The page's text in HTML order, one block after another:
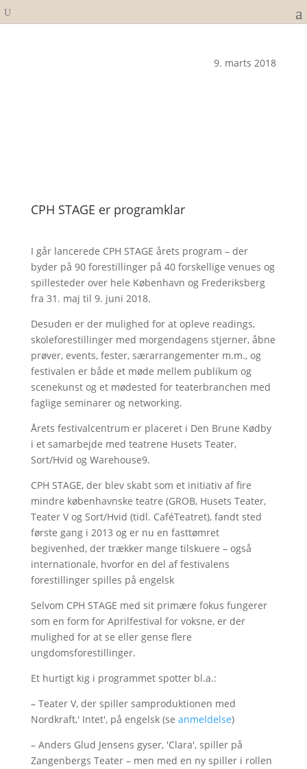
9. marts 2018
CPH STAGE er programklar
I går lancerede CPH STAGE årets program – der
byder på 90 forestillinger på 40 forskellige venues og
spillesteder over hele København og Frederiksberg
fra 31. maj til 9. juni 2018.
Desuden er der mulighed for at opleve readings,
skoleforestillinger med morgendagens stjerner, åbne
prøver, events, fester, særarrangementer m.m., og
festivalen er både et møde mellem publikum og
scenekunst og et mødested for teaterbranchen med
faglige seminarer og networking.
Årets festivalcentrum er placeret i Den Brune Kødby
i et samarbejde med teatrene Husets Teater,
Sort/Hvid og Warehouse9.
CPH STAGE, der blev skabt som et initiativ af fire
mindre københavnske teatre (GROB, Husets Teater,
Teater V og Sort/Hvid (tidl. CaféTeatret), fandt sted
første gang i 2013 og er nu en fasttømret
begivenhed, der trækker mange tilskuere – også
internationale, hvorfor en del af festivalens
forestillinger spilles på engelsk
Selvom CPH STAGE med sit primære fokus fungerer
som en form for Aprilfestival for voksne, er der
mulighed for at se eller gense flere
ungdomsforestillinger.
Et hurtigt kig i programmet spotter bl.a.:
– Teater V, der spiller samproduktionen med
Nordkraft,' Intet', på engelsk (se anmeldelse)
– Anders Glud Jensens gyser, 'Clara', spiller på
Zangenbergs Teater – men med en ny spiller i rollen